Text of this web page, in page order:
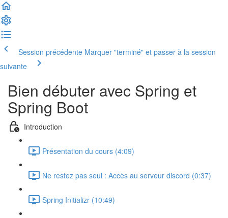
Session précédente Marquer "terminé" et passer à la session
suivante
Bien débuter avec Spring et
Spring Boot
Introduction
Présentation du cours (4:09)
Ne restez pas seul : Accès au serveur discord (0:37)
Spring Initializr (10:49)